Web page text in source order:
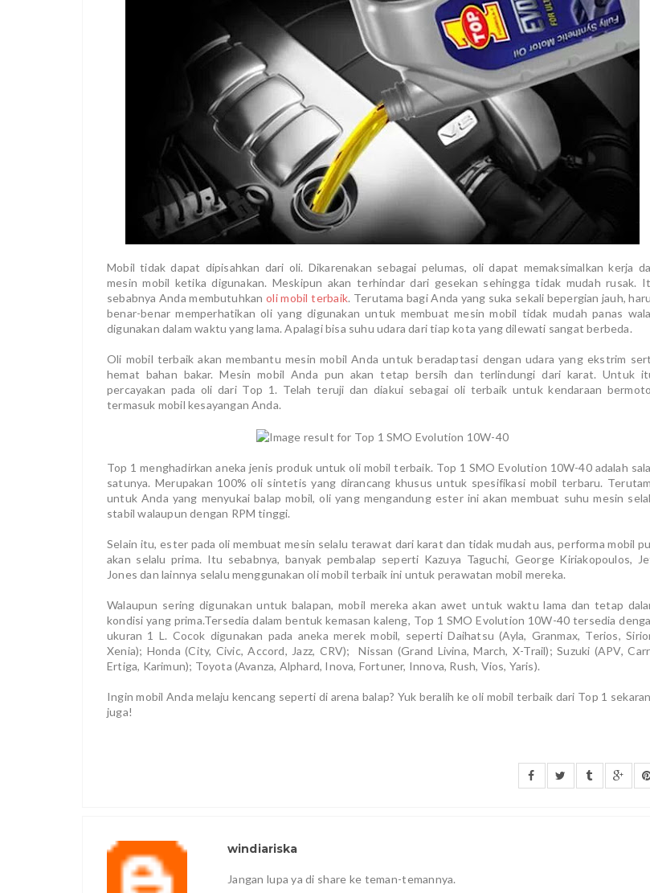
Mobil tidak dapat dipisahkan dari oli. Dikarenakan sebagai pelumas, oli dapat memaksimalkan kerja
mesin mobil ketika digunakan. Meskipun akan terhindar dari gesekan sehingga tidak mudah rusak.
sebabnya Anda membutuhkan oli mobil terbaik. Terutama bagi Anda yang suka sekali bepergian jauh,
benar-benar memperhatikan oli yang digunakan untuk membuat mesin mobil tidak mudah panas
digunakan dalam waktu yang lama. Apalagi bisa suhu udara dari tiap kota yang dilewati sangat berbeda.
Oli mobil terbaik akan membantu mesin mobil Anda untuk beradaptasi dengan udara yang ekstrim
hemat bahan bakar. Mesin mobil Anda pun akan tetap bersih dan terlindungi dari karat. Untuk
percayakan pada oli dari Top 1. Telah teruji dan diakui sebagai oli terbaik untuk kendaraan
termasuk mobil kesayangan Anda.
Top 1 menghadirkan aneka jenis produk untuk oli mobil terbaik. Top 1 SMO Evolution 10W-40 adalah
satunya. Merupakan 100% oli sintetis yang dirancang khusus untuk spesifikasi mobil terbaru.
untuk Anda yang menyukai balap mobil, oli yang mengandung ester ini akan membuat suhu mesin
stabil walaupun dengan RPM tinggi.
Selain itu, ester pada oli membuat mesin selalu terawat dari karat dan tidak mudah aus, performa mobil
akan selalu prima. Itu sebabnya, banyak pembalap seperti Kazuya Taguchi, George Kiriakopoulos,
Jones dan lainnya selalu menggunakan oli mobil terbaik ini untuk perawatan mobil mereka.
Walaupun sering digunakan untuk balapan, mobil mereka akan awet untuk waktu lama dan tetap
kondisi yang prima.Tersedia dalam bentuk kemasan kaleng, Top 1 SMO Evolution 10W-40 tersedia
ukuran 1 L. Cocok digunakan pada aneka merek mobil, seperti Daihatsu (Ayla, Granmax, Terios,
Xenia); Honda (City, Civic, Accord, Jazz, CRV); Nissan (Grand Livina, March, X-Trail); Suzuki (APV,
Ertiga, Karimun); Toyota (Avanza, Alphard, Inova, Fortuner, Innova, Rush, Vios, Yaris).
Ingin mobil Anda melaju kencang seperti di arena balap? Yuk beralih ke oli mobil terbaik dari Top 1
juga!
windiariska
Jangan lupa ya di share ke teman-temannya.